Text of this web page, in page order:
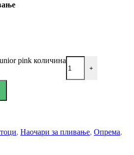
pink количина
+
, Наочари за пливање, Опрема,